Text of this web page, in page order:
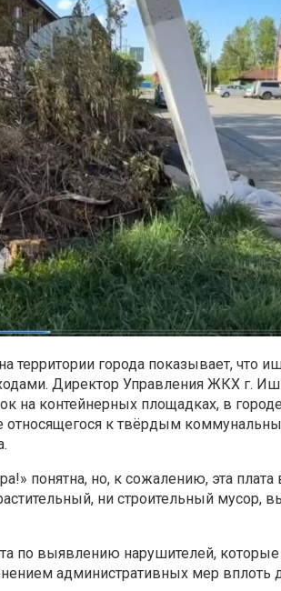
территории города показывает,
Директор Управления ЖКХ г.
на контейнерных площадках, в
к твёрдым
понятна, но, к сожалению, эта
ни строительный мусор,
по выявлению нарушителей,
административных мер вплоть